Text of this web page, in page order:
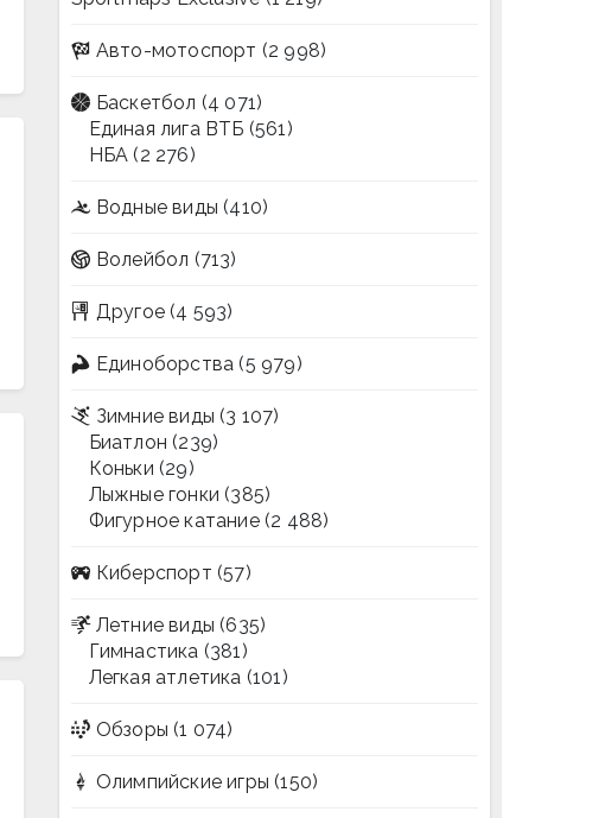
Авто-мотоспорт (2 998)
Баскетбол (4 071)
Единая лига ВТБ (561)
НБА (2 276)
Водные виды (410)
Волейбол (713)
Другое (4 593)
Единоборства (5 979)
Зимние виды (3 107)
Биатлон (239)
Коньки (29)
Лыжные гонки (385)
Фигурное катание(2 488)
Киберспорт (57)
Летние виды (635)
Гимнастика (381)
Легкая атлетика (101)
Обзоры (1 074)
Олимпийские игры (150)